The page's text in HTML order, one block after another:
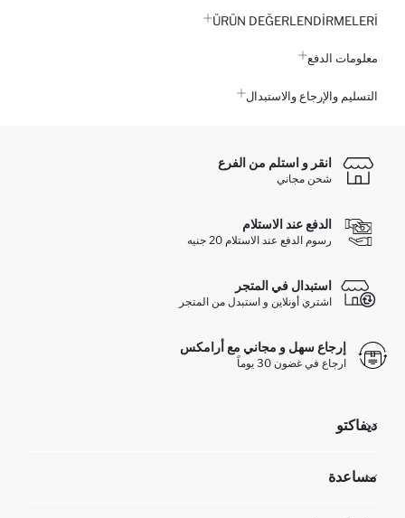
ÜRÜN DEĞERLENDİRMELERİ
معلومات الدفع
التسليم والإرجاع والاستبدال
انقر و استلم من الفرع
شحن مجاني
الدفع عند الاستلام
رسوم الدفع عند الاستلام 20 جنيه
استبدال في المتجر
اشتري أونلاين و استبدل من المتجر
إرجاع سهل و مجاني مع أرامكس
ارجاع في غضون 30 يوماً
ديفاكتو
تعرف علينا
مساعدة